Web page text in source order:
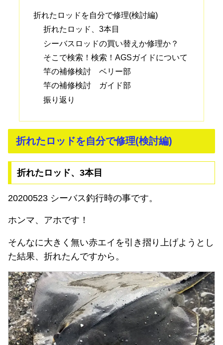
折れたロッドを自分で修理(検討編)
折れたロッド、3本目
シーバスロッドの買い替えか修理か？
そこで検索！検索！AGSガイドについて
竿の補修検討 ベリー部
竿の補修検討 ガイド部
振り返り
折れたロッドを自分で修理(検討編)
折れたロッド、3本目
20200523 シーバス釣行時の事です。
ホンマ、アホです！
そんなに大きく無い赤エイを引き摺り上げようとし
た結果、折れたんですから。